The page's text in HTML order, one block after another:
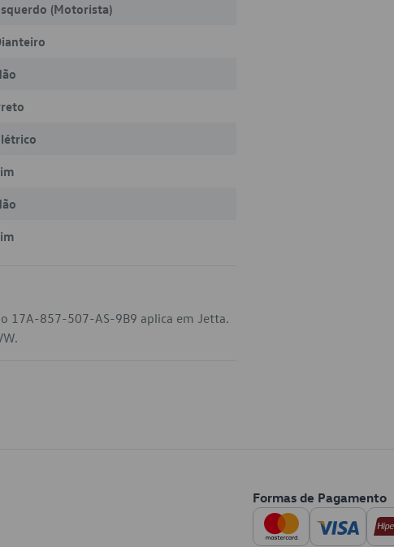
(Motorista)
17A-857-507-AS-9B9 aplica em Jetta.
Formas de Pagamento